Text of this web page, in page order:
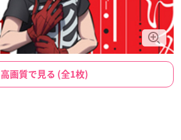
高画質で見る (全1枚)